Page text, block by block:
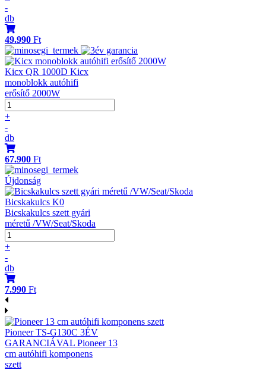
-
db
49.990 Ft
Kicx QR 1000D Kicx
monoblokk autóhifi
erősítő 2000W
+
-
db
67.900 Ft
Újdonság
Bicskakulcs K0
Bicskakulcs szett gyári
méretű /VW/Seat/Skoda
+
-
db
7.990 Ft
Pioneer TS-G130C 3ÉV
GARANCIÁVAL Pioneer 13
cm autóhifi komponens
szett